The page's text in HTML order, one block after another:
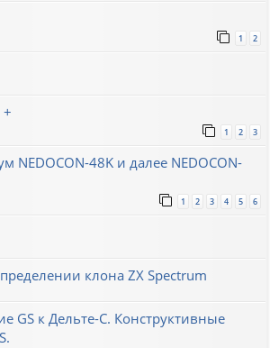
1 2
+
1 2 3
NEDOCON-48K и далее NEDOCON-
1 2 3 4 5 6
клона ZX Spectrum
GS к Дельте-С. Конструктивные